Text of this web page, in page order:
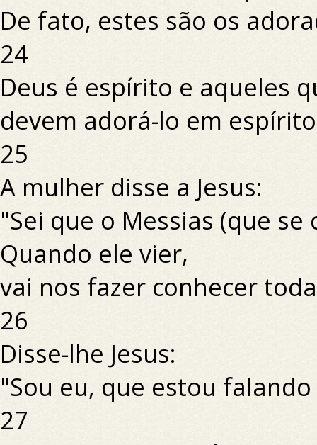
De fato, estes são os
24
Deus é espírito e aqueles
devem adorá-lo em
25
A mulher disse a Jesus:
"Sei que o Messias (que
Quando ele vier,
vai nos fazer conhecer
26
Disse-lhe Jesus:
"Sou eu, que estou
27